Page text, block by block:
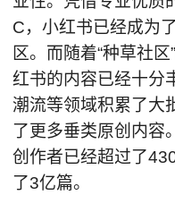
C，小红书已经成为
区。而随着“种草社
红书的内容已经十分
潮流等领域积累了大
了更多垂类原创内容
创作者已经超过了
了3亿篇。